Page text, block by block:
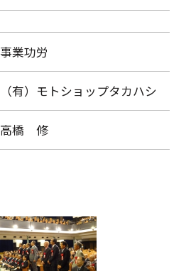
事業功労
（有）モトショップタカハシ
高橋 修